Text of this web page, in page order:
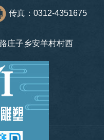
传真：0312-4351675
庄子乡安羊村村西